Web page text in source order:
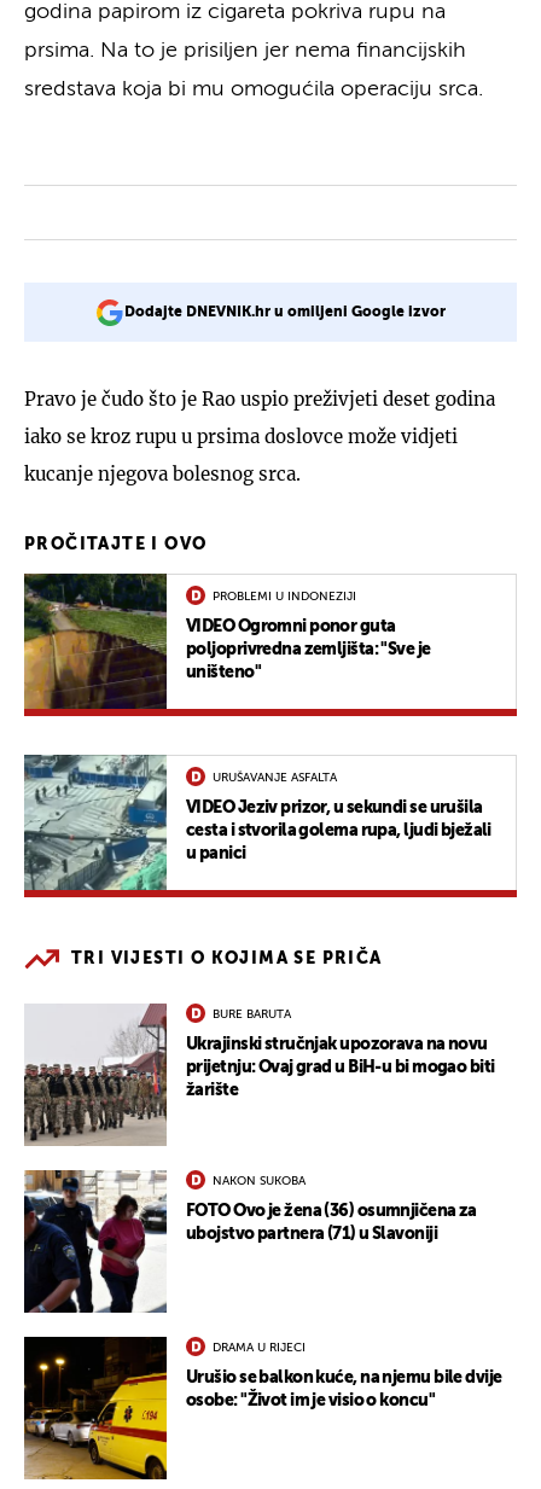
godina papirom iz cigareta pokriva rupu na
prsima. Na to je prisiljen jer nema financijskih
sredstava koja bi mu omogućila operaciju srca.
Dodajte DNEVNIK.hr u omiljeni Google izvor
Pravo je čudo što je Rao uspio preživjeti deset godina
iako se kroz rupu u prsima doslovce može vidjeti
kucanje njegova bolesnog srca.
PROČITAJTE I OVO
PROBLEMI U INDONEZIJI
VIDEO Ogromni ponor guta
poljoprivredna zemljišta: "Sve je
uništeno"
URUŠAVANJE ASFALTA
VIDEO Jeziv prizor, u sekundi se urušila
cesta i stvorila golema rupa, ljudi bježali
u panici
TRI VIJESTI O KOJIMA SE PRIČA
BURE BARUTA
Ukrajinski stručnjak upozorava na novu
prijetnju: Ovaj grad u BiH-u bi mogao biti
žarište
NAKON SUKOBA
FOTO Ovo je žena (36) osumnjičena za
ubojstvo partnera (71) u Slavoniji
DRAMA U RIJECI
Urušio se balkon kuće, na njemu bile dvije
osobe: "Život im je visio o koncu"